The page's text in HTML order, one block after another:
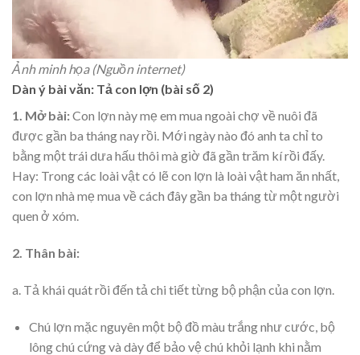
Ảnh minh họa (Nguồn internet)
Dàn ý bài văn: Tả con lợn (bài số 2)
1. Mở bài:Con lợn này mẹ em mua ngoài chợ về nuôi đã
được gần ba tháng nay rồi. Mới ngày nào đó anh ta chỉ to
bằng một trái dưa hấu thôi mà giờ đã gần trăm kí rồi đấy.
Hay: Trong các loài vật có lẽ con lợn là loài vật ham ăn nhất,
con lợn nhà mẹ mua về cách đây gần ba tháng từ một người
quen ở xóm.
2. Thân bài:
a. Tả khái quát rồi đến tả chi tiết từng bộ phận của con lợn.
Chú lợn mặc nguyên một bộ đồ màu trắng như cước, bộ
lông chú cứng và dày để bảo vệ chú khỏi lạnh khi nằm